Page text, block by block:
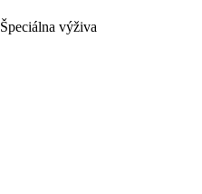
Špeciálna výživa